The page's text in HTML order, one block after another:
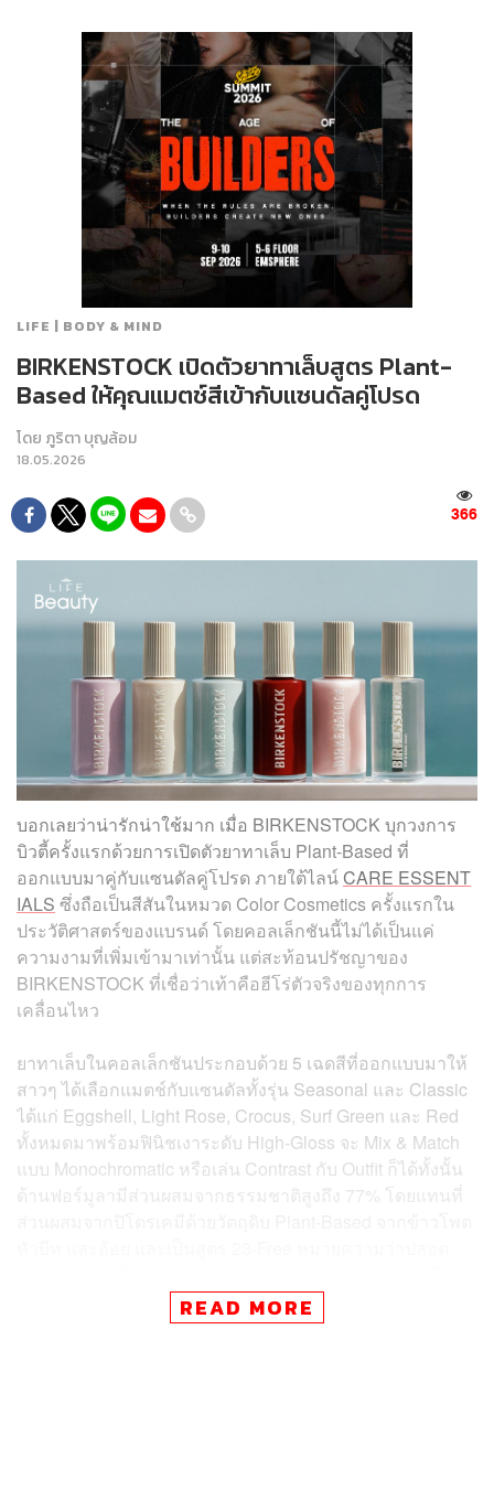
LIFE | BODY & MIND
BIRKENSTOCK เปิดตัวยาทาเล็บสูตร Plant-
Based ให้คุณแมตช์สีเข้ากับแซนดัลคู่โปรด
โดย ภูริตา บุญล้อม
18.05.2026
366
บอกเลยว่าน่ารักน่าใช้มาก เมื่อ BIRKENSTOCK บุกวงการ
บิวตี้ครั้งแรกด้วยการเปิดตัวยาทาเล็บ Plant-Based ที่
ออกแบบมาคู่กับแซนดัลคู่โปรด ภายใต้ไลน์CARE ESSENT
IALS ซึ่งถือเป็นสีสันในหมวด Color Cosmetics ครั้งแรกใน
ประวัติศาสตร์ของแบรนด์ โดยคอลเล็กชันนี้ไม่ได้เป็นแค่
ความงามที่เพิ่มเข้ามาเท่านั้น แต่สะท้อนปรัชญาของ
BIRKENSTOCK ที่เชื่อว่าเท้าคือฮีโร่ตัวจริงของทุกการ
เคลื่อนไหว
ยาทาเล็บในคอลเล็กชันประกอบด้วย 5 เฉดสีที่ออกแบบมาให้
สาวๆ ได้เลือกแมตช์กับแซนดัลทั้งรุ่น Seasonal และ Classic
ได้แก่ Eggshell, Light Rose, Crocus, Surf Green และ Red
ทั้งหมดมาพร้อมฟินิชเงาระดับ High-Gloss จะ Mix & Match
แบบ Monochromatic หรือเล่น Contrast กับ Outfit ก็ได้ทั้งนั้น
ด้านฟอร์มูลามีส่วนผสมจากธรรมชาติสูงถึง 77% โดยแทนที่
นอกจากยาทาเล็บ 5 เฉด คอลเล็กชันยังมี Top & Base Coat
READ MORE